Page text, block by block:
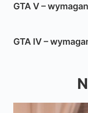
GTA V –
GTA IV –